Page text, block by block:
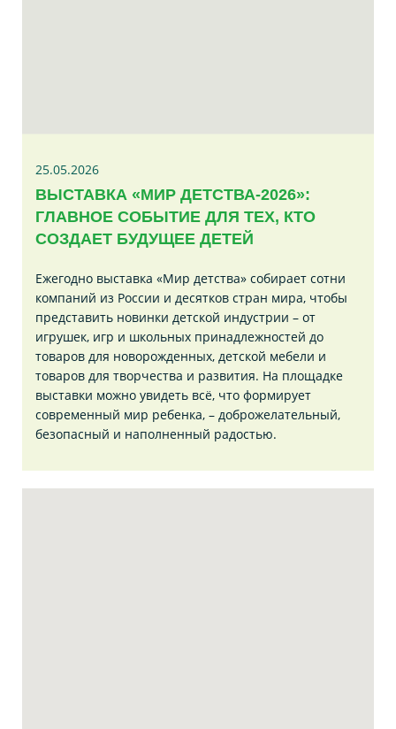
25.05.2026
ВЫСТАВКА «МИР ДЕТСТВА-2026»:
ГЛАВНОЕ СОБЫТИЕ ДЛЯ ТЕХ, КТО
СОЗДАЕТ БУДУЩЕЕ ДЕТЕЙ
Ежегодно выставка «Мир детства» собирает сотни
компаний из России и десятков стран мира, чтобы
представить новинки детской индустрии – от
игрушек, игр и школьных принадлежностей до
товаров для новорожденных, детской мебели и
товаров для творчества и развития. На площадке
выставки можно увидеть всё, что формирует
современный мир ребенка, – доброжелательный,
безопасный и наполненный радостью.